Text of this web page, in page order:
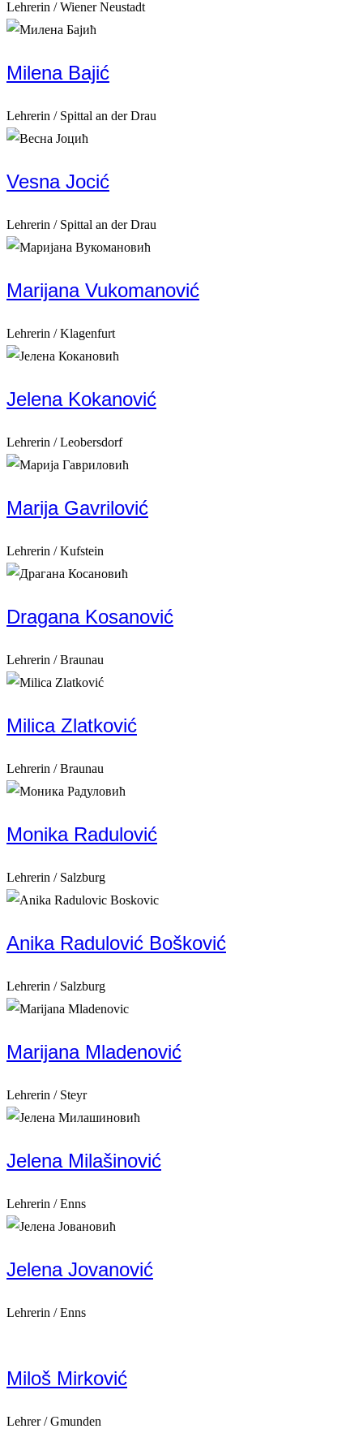
Lehrerin / Wiener Neustadt
Milena Bajić
Lehrerin / Spittal an der Drau
Vesna Jocić
Lehrerin / Spittal an der Drau
Marijana Vukomanović
Lehrerin / Klagenfurt
Jelena Kokanović
Lehrerin / Leobersdorf
Marija Gavrilović
Lehrerin / Kufstein
Dragana Kosanović
Lehrerin / Braunau
Milica Zlatković
Lehrerin / Braunau
Monika Radulović
Lehrerin / Salzburg
Anika Radulović Bošković
Lehrerin / Salzburg
Marijana Mladenović
Lehrerin / Steyr
Jelena Milašinović
Lehrerin / Enns
Jelena Jovanović
Lehrerin / Enns
Miloš Mirković
Lehrer / Gmunden